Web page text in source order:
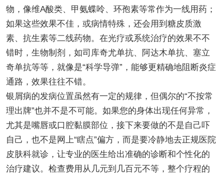
物，像维A酸类、甲氨蝶呤、环孢素等常作为一线用药；
如果这些效果不佳，或病情特殊，还会用到糖皮质激
素、抗生素等二线药物。在光疗或系统治疗的效果不不
错时，生物制剂，如司库奇尤单抗、阿达木单抗、塞立
奇单抗等等，就像是“科学导弹”，能够更精确地阻断炎症
通路，效果往往不错。
银屑病的发病位置虽然有一定的规律，但偶尔的“不按常
理出牌”也并不是不可能。如果您的身体出现任何异常，
尤其是嘴唇或口腔黏膜部位，接下来要做的不是自己吓
自己，也不是网上“瞎点”偏方，而是要冷静地去正规医院
皮肤科就诊，让专业的医生给出准确的诊断和个性化的
治疗建议。检查费用从几元到几百元不等，整个疗程的